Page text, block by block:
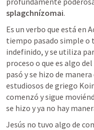
splagchnízomai.
Es un verbo que está en
tiempo pasado simple
indefinido, y se utiliza
proceso o que es algo
pasó y se hizo de
estudiosos de griego
comenzó y sigue
se hizo y ya no hay
Jesús no tuvo algo de